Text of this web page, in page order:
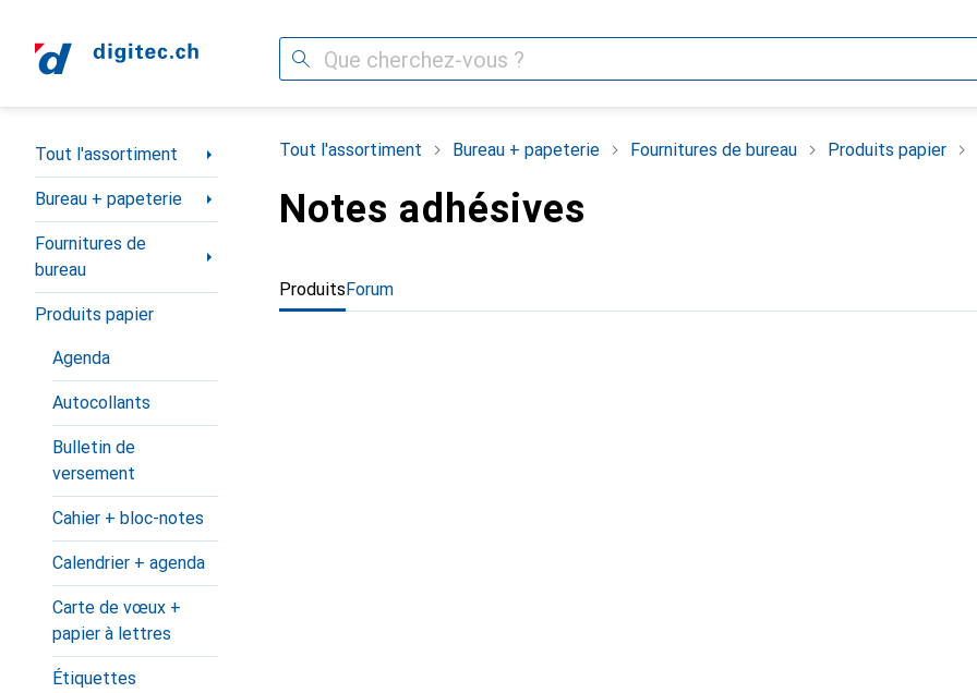
Recherche
Navigation par catégorie
Tout l'assortiment
Bureau + papeterie
Fournitures de
bureau
Produits papier
Agenda
Autocollants
Bulletin de
versement
Cahier + bloc-notes
Calendrier + agenda
Carte de vœux +
papier à lettres
Étiquettes
Tout l'assortiment Bureau + papeterie Fournitures de bureau Produits papier
Notes adhésives
ProduitsForum